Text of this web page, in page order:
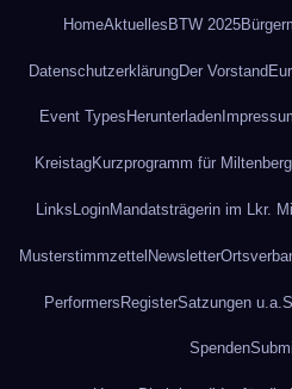
HomeAktuelles BTW 2025
Datenschutz­erklärungDer Vorstand
Event Types Herunterladen
KreistagKurzprogramm für Miltenberg
Links LoginMandatsträgerin im Lkr.
MusterstimmzettelNewsletter
PerformersRegisterSatzungen u.a.
Spenden